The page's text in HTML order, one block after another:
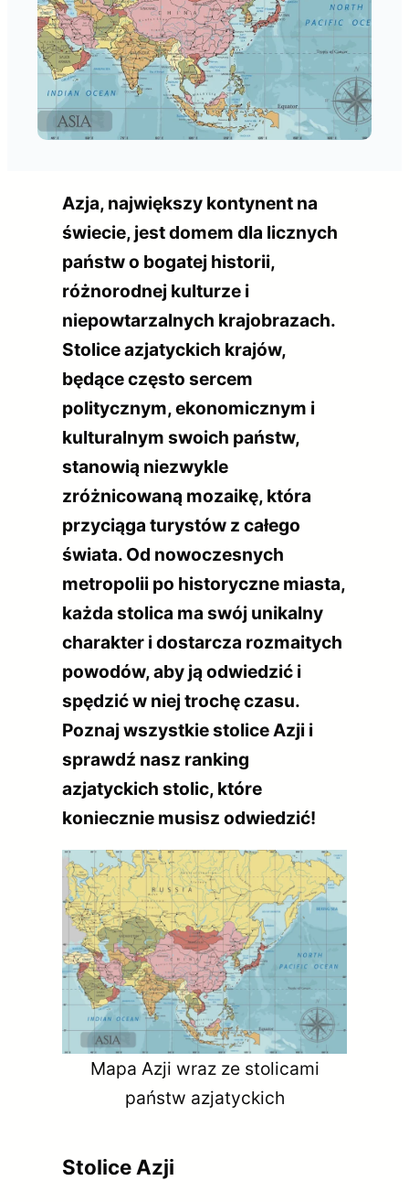
Azja, największy kontynent na
świecie, jest domem dla licznych
państw o bogatej historii,
różnorodnej kulturze i
niepowtarzalnych krajobrazach.
Stolice azjatyckich krajów,
będące często sercem
politycznym, ekonomicznym i
kulturalnym swoich państw,
stanowią niezwykle
zróżnicowaną mozaikę, która
przyciąga turystów z całego
świata. Od nowoczesnych
metropolii po historyczne miasta,
każda stolica ma swój unikalny
charakter i dostarcza rozmaitych
powodów, aby ją odwiedzić i
spędzić w niej trochę czasu.
Poznaj wszystkie stolice Azji i
sprawdź nasz ranking
azjatyckich stolic, które
koniecznie musisz odwiedzić!
Mapa Azji wraz ze stolicami
państw azjatyckich
Stolice Azji